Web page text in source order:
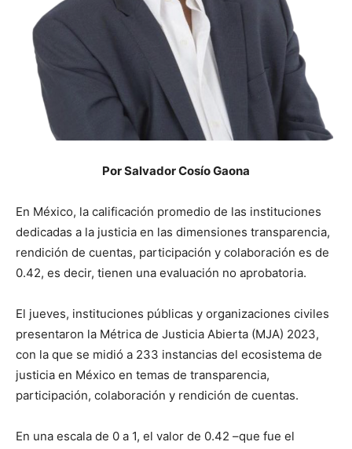
Por Salvador Cosío Gaona
En México, la calificación promedio de las instituciones
dedicadas a la justicia en las dimensiones transparencia,
rendición de cuentas, participación y colaboración es de
0.42, es decir, tienen una evaluación no aprobatoria.
El jueves, instituciones públicas y organizaciones civiles
presentaron la Métrica de Justicia Abierta (MJA) 2023,
con la que se midió a 233 instancias del ecosistema de
justicia en México en temas de transparencia,
participación, colaboración y rendición de cuentas.
En una escala de 0 a 1, el valor de 0.42 –que fue el